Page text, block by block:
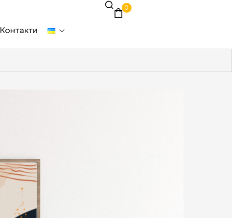
Контакти
0